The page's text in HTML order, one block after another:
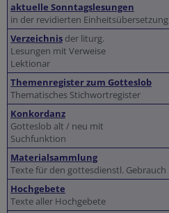
aktuelle Sonntagslesungen
in der revidierten Einheitsübersetzung
Verzeichnis der liturg.
Lesungen mit Verweise
Lektionar
Themenregister zum Gotteslob
Thematisches Stichwortregister
Konkordanz
Gotteslob alt / neu mit
Suchfunktion
Materialsammlung
Texte für den gottesdienstl. Gebrauch
Hochgebete
Texte aller Hochgebete